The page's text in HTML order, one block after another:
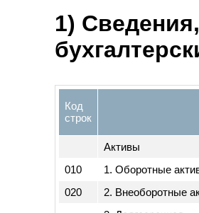
5.
период
1)